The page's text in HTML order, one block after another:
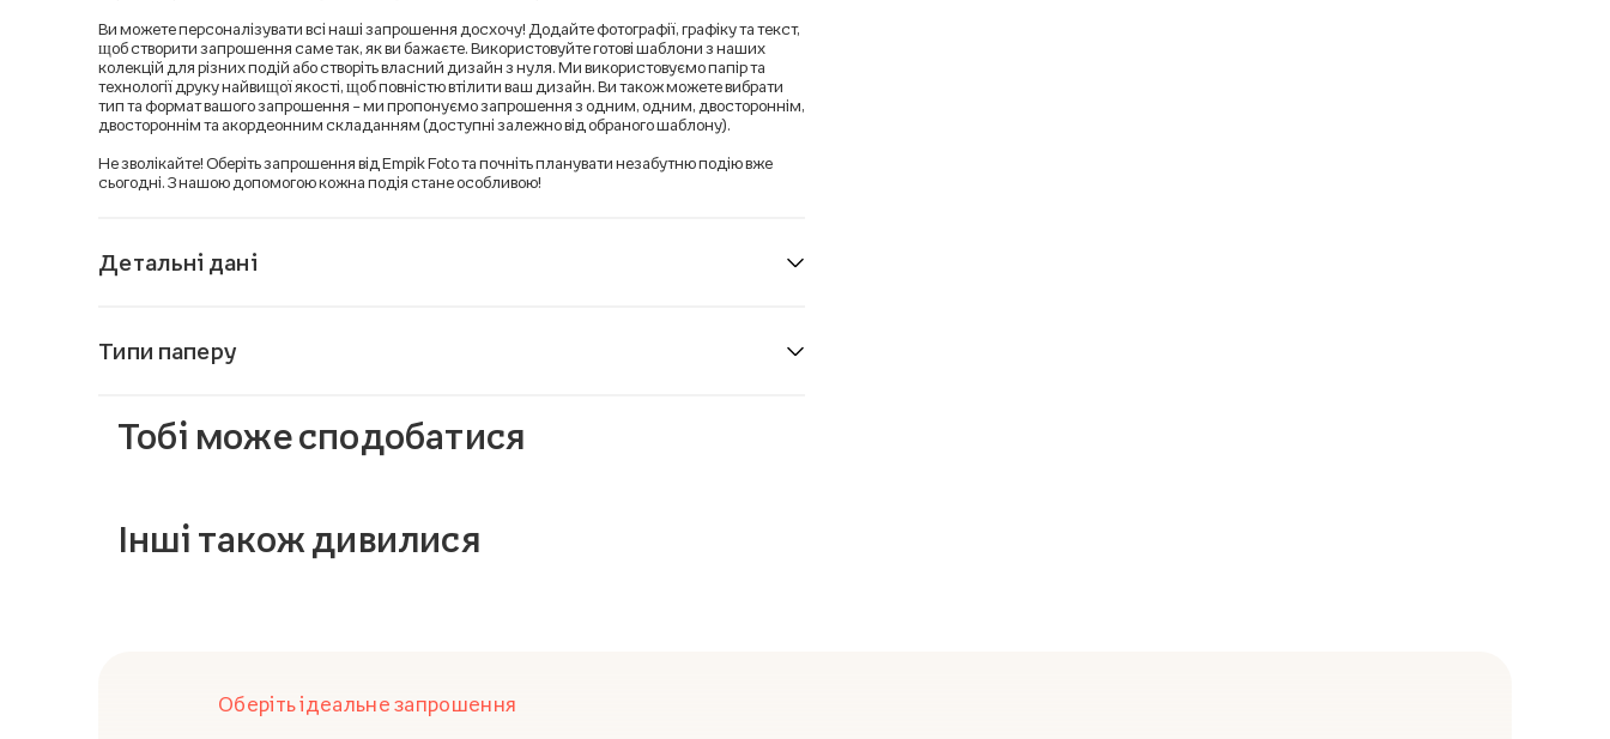
Ви можете персоналізувати всі наші запрошення досхочу! Додайте фотографії, графіку та текст,
щоб створити запрошення саме так, як ви бажаєте. Використовуйте готові шаблони з наших
колекцій для різних подій або створіть власний дизайн з нуля. Ми використовуємо папір та
технології друку найвищої якості, щоб повністю втілити ваш дизайн. Ви також можете вибрати
тип та формат вашого запрошення – ми пропонуємо запрошення з одним, одним, двостороннім,
двостороннім та акордеонним складанням (доступні залежно від обраного шаблону).
Не зволікайте! Оберіть запрошення від Empik Foto та почніть планувати незабутню подію вже
сьогодні. З нашою допомогою кожна подія стане особливою!
Детальні дані
Типи паперу
Тобі може сподобатися
Інші також дивилися
Оберіть ідеальне запрошення